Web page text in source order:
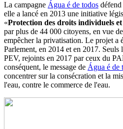
La campagne Água é de todos
elle a lancé en 2013 une initiative
«Protection des droits individuels
par plus de 44 000 citoyens, en vue
empêcher la privatisation. Le projet a
Parlement, en 2014 et en 2017. Seuls
PEV, rejoints en 2017 par ceux du
conséquent, le message de Água é de
concentrer sur la consécration et la
l'eau, contre le commerce de l'eau.